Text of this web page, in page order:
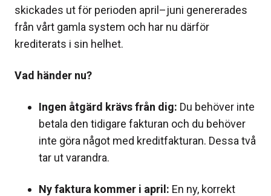
skickades ut för perioden april–juni genererades
från vårt gamla system och har nu därför
krediterats i sin helhet.
Vad händer nu?
Ingen åtgärd krävs från dig: Du behöver inte
betala den tidigare fakturan och du behöver
inte göra något med kreditfakturan. Dessa två
tar ut varandra.
Ny faktura kommer i april: En ny, korrekt